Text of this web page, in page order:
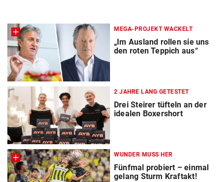
MEGA-PROJEKT WACKELT
„Im Ausland rollen sie uns
den roten Teppich aus“
2 JAHRE LANG GETESTET
Drei Steirer tüfteln an der
idealen Boxershort
WUNDER MUSS HER
Fünfmal probiert – einmal
gelang Sturm Kraftakt!